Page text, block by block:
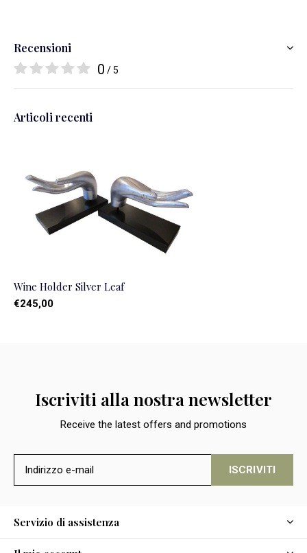
Recensioni
0 / 5
Articoli recenti
Wine Holder Silver Leaf
€245,00
Iscriviti alla nostra newsletter
Receive the latest offers and promotions
ISCRIVITI
Servizio di assistenza